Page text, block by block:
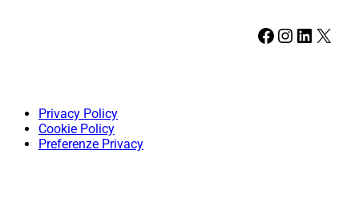
Facebook Instagram LinkedIn X
Privacy Policy
Cookie Policy
Preferenze Privacy